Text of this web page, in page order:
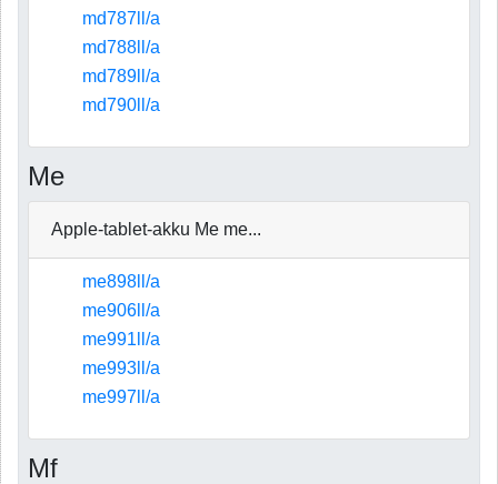
md787ll/a
md788ll/a
md789ll/a
md790ll/a
Me
Apple-tablet-akku Me me...
me898ll/a
me906ll/a
me991ll/a
me993ll/a
me997ll/a
Mf